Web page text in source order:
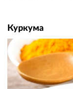
Куркума